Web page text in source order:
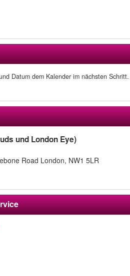
Datum dem Kalender im nächsten Schritt.
und London Eye)
Road London, NW1 5LR